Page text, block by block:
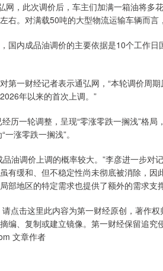
网，此次调价后，车主们加满一箱油将多
右。对满载50吨的大型物流运输车辆而言
国内成品油调价的主要依据是10个工作
第一财经记者表示通弘网，“本轮调价周
年以来的首次上调。”
历一轮调整，呈现“零涨零跌一搁浅”格
涨零跌一搁浅”。
油调价上调的概率较大。”李彦进一步
有缓和、但不稳定性尚未彻底被消除，
部地区的特定需求也提供了额外的需求支撑
点击这里此内容为第一财经原创，著作
编、复制或建立镜像。第一财经保留追
文章作者
1122.88 3.42 0.30%